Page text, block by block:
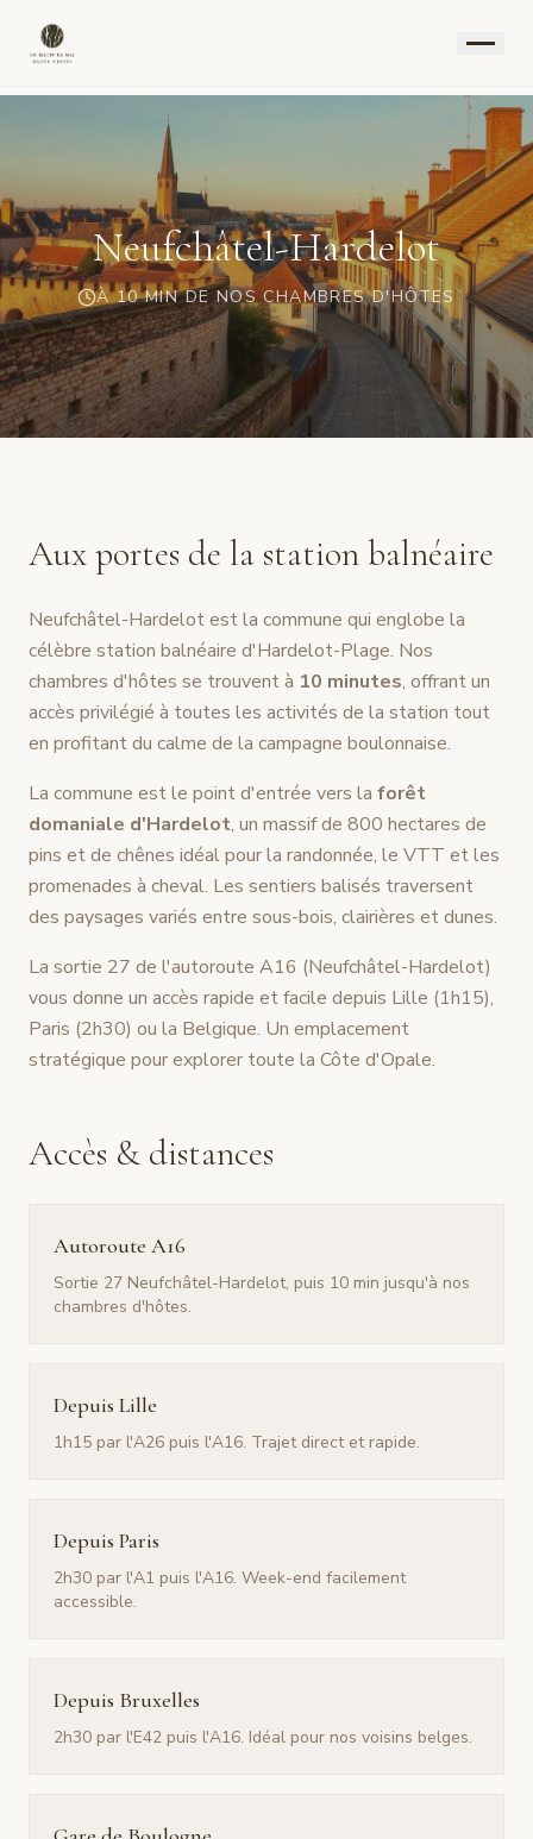
Neufchâtel-Hardelot
À 10 MIN DE NOS CHAMBRES D'HÔTES
Aux portes de la station balnéaire
Neufchâtel-Hardelot est la commune qui englobe la
célèbre station balnéaire d'Hardelot-Plage. Nos
chambres d'hôtes se trouvent à 10 minutes, offrant un
accès privilégié à toutes les activités de la station tout
en profitant du calme de la campagne boulonnaise.
La commune est le point d'entrée vers la forêt
domaniale d'Hardelot, un massif de 800 hectares de
pins et de chênes idéal pour la randonnée, le VTT et les
promenades à cheval. Les sentiers balisés traversent
des paysages variés entre sous-bois, clairières et dunes.
La sortie 27 de l'autoroute A16 (Neufchâtel-Hardelot)
vous donne un accès rapide et facile depuis Lille (1h15),
Paris (2h30) ou la Belgique. Un emplacement
stratégique pour explorer toute la Côte d'Opale.
Accès & distances
Autoroute A16
Sortie 27 Neufchâtel-Hardelot, puis 10 min jusqu'à nos
chambres d'hôtes.
Depuis Lille
1h15 par l'A26 puis l'A16. Trajet direct et rapide.
Depuis Paris
2h30 par l'A1 puis l'A16. Week-end facilement
accessible.
Depuis Bruxelles
2h30 par l'E42 puis l'A16. Idéal pour nos voisins belges.